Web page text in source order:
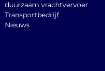
duurzaam vrachtvervoer
Transportbedrijf
Nieuws